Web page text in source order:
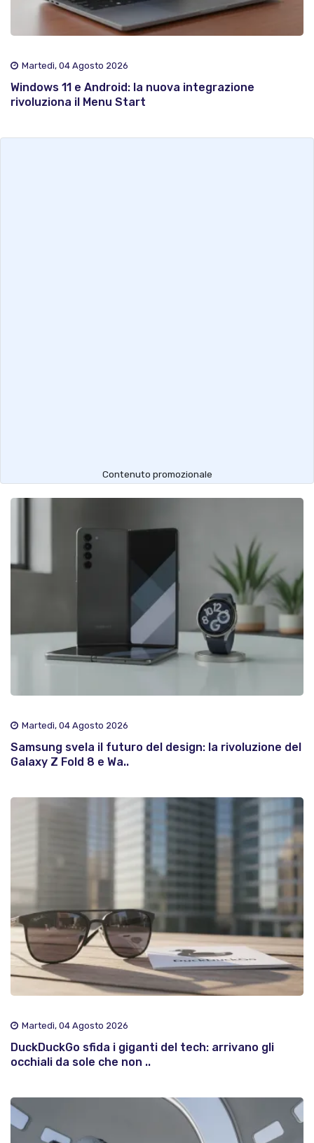
Martedì, 04 Agosto 2026
Windows 11 e Android: la nuova integrazione
rivoluziona il Menu Start
Contenuto promozionale
Martedì, 04 Agosto 2026
Samsung svela il futuro del design: la rivoluzione del
Galaxy Z Fold 8 e Wa..
Martedì, 04 Agosto 2026
DuckDuckGo sfida i giganti del tech: arrivano gli
occhiali da sole che non ..